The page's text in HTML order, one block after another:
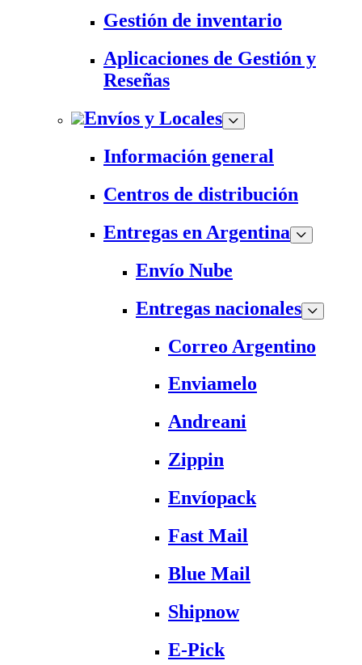
Gestión de inventario
Aplicaciones de Gestión y
Reseñas
Envíos y Locales
Información general
Centros de distribución
Entregas en Argentina
Envío Nube
Entregas nacionales
Correo Argentino
Enviamelo
Andreani
Zippin
Envíopack
Fast Mail
Blue Mail
Shipnow
E-Pick